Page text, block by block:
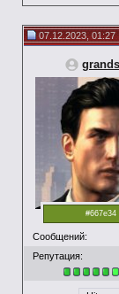
07.12.2023, 01:27
#667e34
Сообщений:
Репутация: